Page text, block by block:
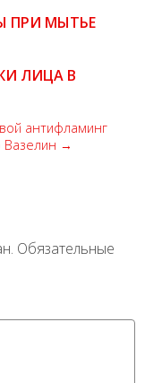
ПРИ МЫТЬЕ
ЛИЦА В
антифламинг
Вазелин →
Обязательные